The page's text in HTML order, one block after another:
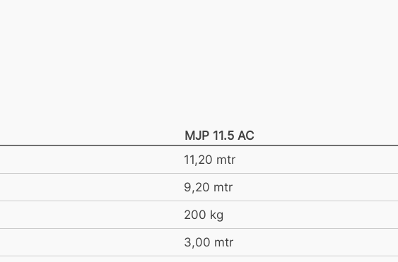
MJP 11.5 AC
11,20 mtr
9,20 mtr
200 kg
3,00 mtr